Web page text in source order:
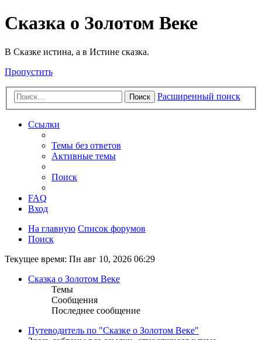
Сказка о Золотом Веке
В Сказке истина, а в Истине сказка.
Пропустить
Поиск Расширенный поиск
Ссылки
Темы без ответов
Активные темы
Поиск
FAQ
Вход
На главную Список форумов
Поиск
Текущее время: Пн авг 10, 2026 06:29
Сказка о Золотом Веке
Темы
Сообщения
Последнее сообщение
Путеводитель по "Сказке о Золотом Веке"